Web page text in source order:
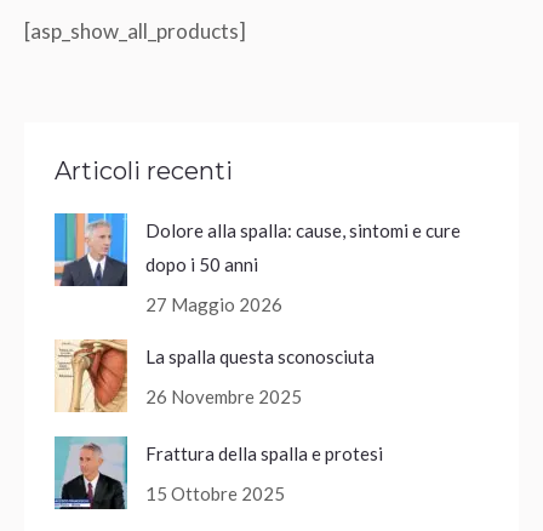
[asp_show_all_products]
Articoli recenti
Dolore alla spalla: cause, sintomi e cure
dopo i 50 anni
27 Maggio 2026
La spalla questa sconosciuta
26 Novembre 2025
Frattura della spalla e protesi
15 Ottobre 2025